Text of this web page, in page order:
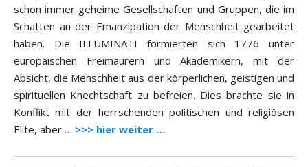
schon immer geheime Gesellschaften und Gruppen, die im
Schatten an der Emanzipation der Menschheit gearbeitet
haben. Die ILLUMINATI formierten sich 1776 unter
europäischen Freimaurern und Akademikern, mit der
Absicht, die Menschheit aus der körperlichen, geistigen und
spirituellen Knechtschaft zu befreien. Dies brachte sie in
Konflikt mit der herrschenden politischen und religiösen
Elite, aber … >>> hier weiter …